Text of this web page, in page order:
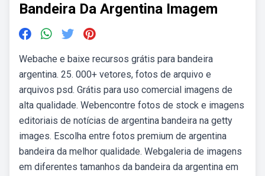
Bandeira Da Argentina Imagem
Webache e baixe recursos grátis para bandeira
argentina. 25. 000+ vetores, fotos de arquivo e
arquivos psd. Grátis para uso comercial imagens de
alta qualidade. Webencontre fotos de stock e imagens
editoriais de notícias de argentina bandeira na getty
images. Escolha entre fotos premium de argentina
bandeira da melhor qualidade. Webgaleria de imagens
em diferentes tamanhos da bandeira da argentina em